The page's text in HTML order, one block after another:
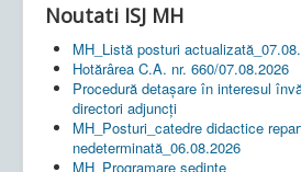
Noutati ISJ MH
MH_Listă posturi
Hotărârea C.A. nr. 660/07.08.2026
Procedură detașare în interesul
directori adjuncți
MH_Posturi_catedre didactice
nedeterminată_06.08.2026
MH_Programare ședințe